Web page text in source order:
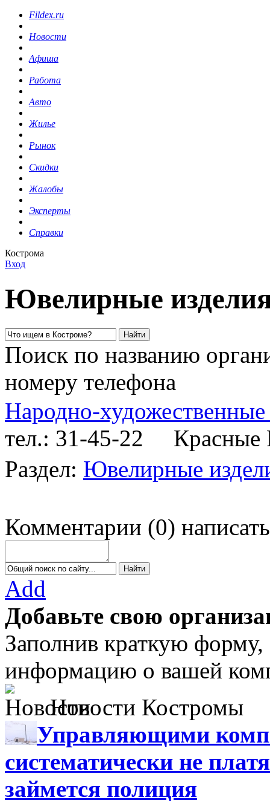
Fildex.ru
Новости
Афиша
Работа
Авто
Жилье
Рынок
Скидки
Жалобы
Эксперты
Справки
Кострома
Вход
Ювелирные
Поиск по названию
номеру телефона
Народно-
тел.: 31-45-22
Красные
Раздел: Ювелирные
Комментарии (0) написать
Add
Добавьте свою
Заполнив краткую
информацию о вашей
Новости Костромы
Управляющими
систематически не
займется полиция